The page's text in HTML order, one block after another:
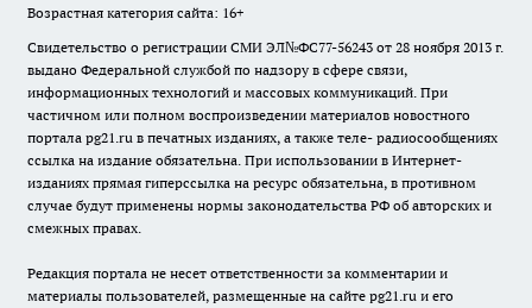
Возрастная категория сайта: 16+
Свидетельство о регистрации СМИ ЭЛ№ФС77-56243 от 28 ноября 2013 г.
выдано Федеральной службой по надзору в сфере связи,
информационных технологий и массовых коммуникаций. При
частичном или полном воспроизведении материалов новостного
портала pg21.ru в печатных изданиях, а также теле- радиосообщениях
ссылка на издание обязательна. При использовании в Интернет-
изданиях прямая гиперссылка на ресурс обязательна, в противном
случае будут применены нормы законодательства РФ об авторских и
смежных правах.
Редакция портала не несет ответственности за комментарии и
материалы пользователей, размещенные на сайте pg21.ru и его